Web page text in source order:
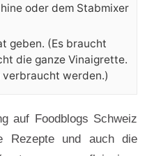
oder dem Stabmixer
geben. (Es braucht
die ganze Vinaigrette.
verbraucht werden.)
auf Foodblogs Schweiz
Rezepte und auch die